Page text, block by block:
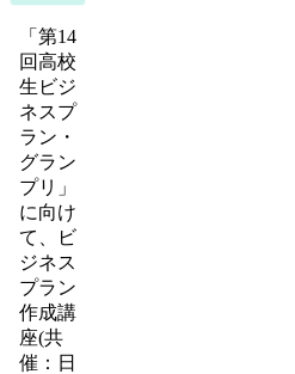
「第14
回高校
生ビジ
ネスプ
ラン・
グラン
プリ」
に向け
て、ビ
ジネス
プラン
作成講
座(共
催：日